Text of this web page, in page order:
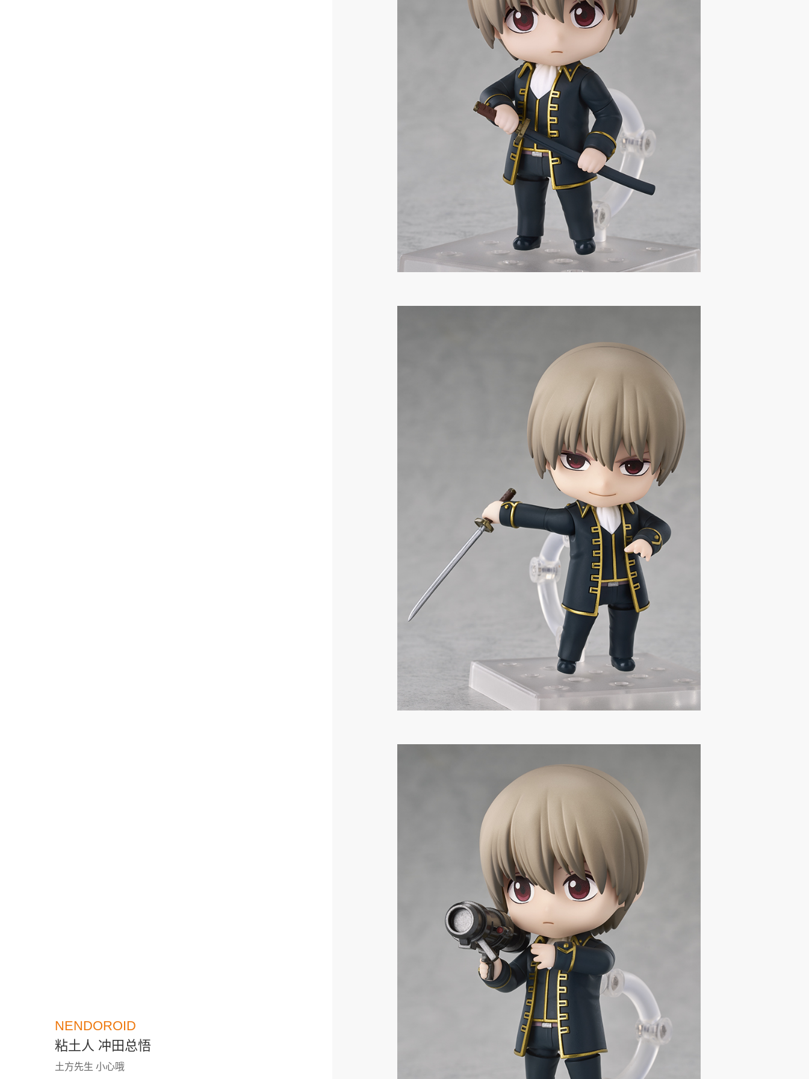
NENDOROID
粘土人 冲田总悟
土方先生 小心哦